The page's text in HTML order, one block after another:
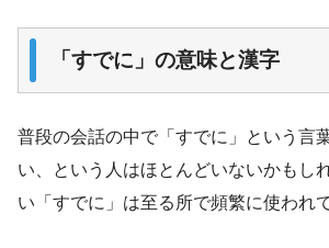
「すでに」の意味と漢字
普段の会話の中で「すでに」という言
い、という人はほとんどいないかもし
い「すでに」は至る所で頻繁に使われ